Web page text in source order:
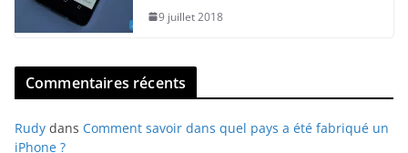
9 juillet 2018
Commentaires récents
Rudy dans Comment savoir dans quel pays a été fabriqué un
iPhone ?